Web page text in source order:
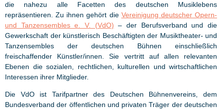
die nahezu alle Facetten des deutschen Musiklebens
repräsentieren. Zu ihnen gehört die Vereinigung deutscher Opern-
und Tanzensembles e. V. (VdO) – der Berufsverband und die
Gewerkschaft der künstlerisch Beschäftigten der Musiktheater- und
Tanzensembles der deutschen Bühnen einschließlich
freischaffender Künstler/innen. Sie vertritt auf allen relevanten
Ebenen die sozialen, rechtlichen, kulturellen und wirtschaftlichen
Interessen ihrer Mitglieder.
Die VdO ist Tarifpartner des Deutschen Bühnenvereins, dem
Bundesverband der öffentlichen und privaten Träger der deutschen